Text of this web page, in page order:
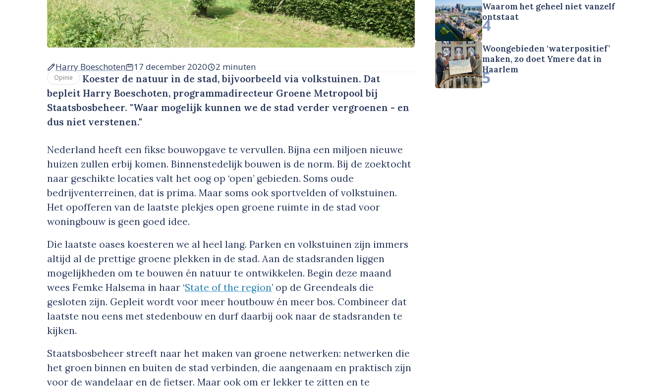
Harry Boeschoten 17 december 2020 2 minuten
Opinie
Koester de natuur in de stad, bijvoorbeeld via volkstuinen. Dat
bepleit Harry Boeschoten, programmadirecteur Groene Metropool bij
Staatsbosbeheer. "Waar mogelijk kunnen we de stad verder vergroenen - en
dus niet verstenen."
Nederland heeft een fikse bouwopgave te vervullen. Bijna een miljoen nieuwe
huizen zullen erbij komen. Binnenstedelijk bouwen is de norm. Bij de zoektocht
naar geschikte locaties valt het oog op ‘open’ gebieden. Soms oude
bedrijventerreinen, dat is prima. Maar soms ook sportvelden of volkstuinen.
Het opofferen van de laatste plekjes open groene ruimte in de stad voor
woningbouw is geen goed idee.
Die laatste oases koesteren we al heel lang. Parken en volkstuinen zijn immers
altijd al de prettige groene plekken in de stad. Aan de stadsranden liggen
mogelijkheden om te bouwen én natuur te ontwikkelen. Begin deze maand
wees Femke Halsema in haar ‘State of the region’ op de Greendeals die
gesloten zijn. Gepleit wordt voor meer houtbouw én meer bos. Combineer dat
laatste nou eens met stedenbouw en durf daarbij ook naar de stadsranden te
kijken.
Staatsbosbeheer streeft naar het maken van groene netwerken: netwerken die
het groen binnen en buiten de stad verbinden, die aangenaam en praktisch zijn
voor de wandelaar en de fietser. Maar ook om er lekker te zitten en te
Waarom het geheel niet vanzelf
ontstaat
4
Woongebieden ‘waterpositief’
maken, zo doet Ymere dat in
Haarlem
5